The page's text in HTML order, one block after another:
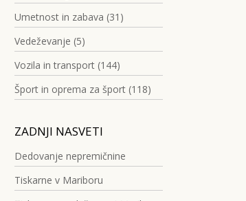
Umetnost in zabava (31)
Vedeževanje (5)
Vozila in transport (144)
Šport in oprema za šport (118)
ZADNJI NASVETI
Dedovanje nepremičnine
Tiskarne v Mariboru